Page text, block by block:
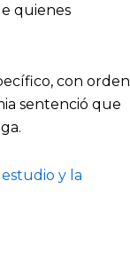
quienes
con orden
sentenció que
y la